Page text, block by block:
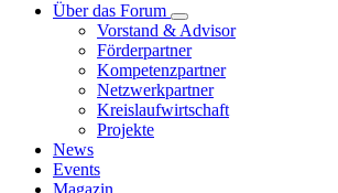
Über das Forum
Vorstand & Advisor
Förderpartner
Kompetenzpartner
Netzwerkpartner
Kreislaufwirtschaft
Projekte
News
Events